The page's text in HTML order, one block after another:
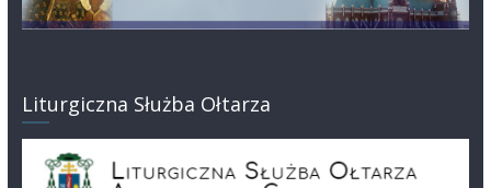
Liturgiczna Służba Ołtarza